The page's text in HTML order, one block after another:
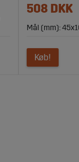
508 DKK
Mål (mm):
Køb!